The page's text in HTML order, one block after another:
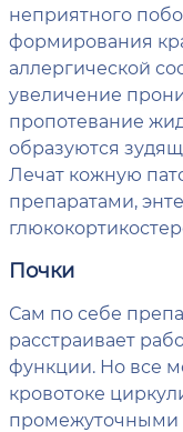
неприятного
формирования
аллергической
увеличение
пропотевание
образуются
Лечат кожную
препаратами,
Почки
Сам по себе
расстраивает
функции. Но все
кровотоке
промежуточными